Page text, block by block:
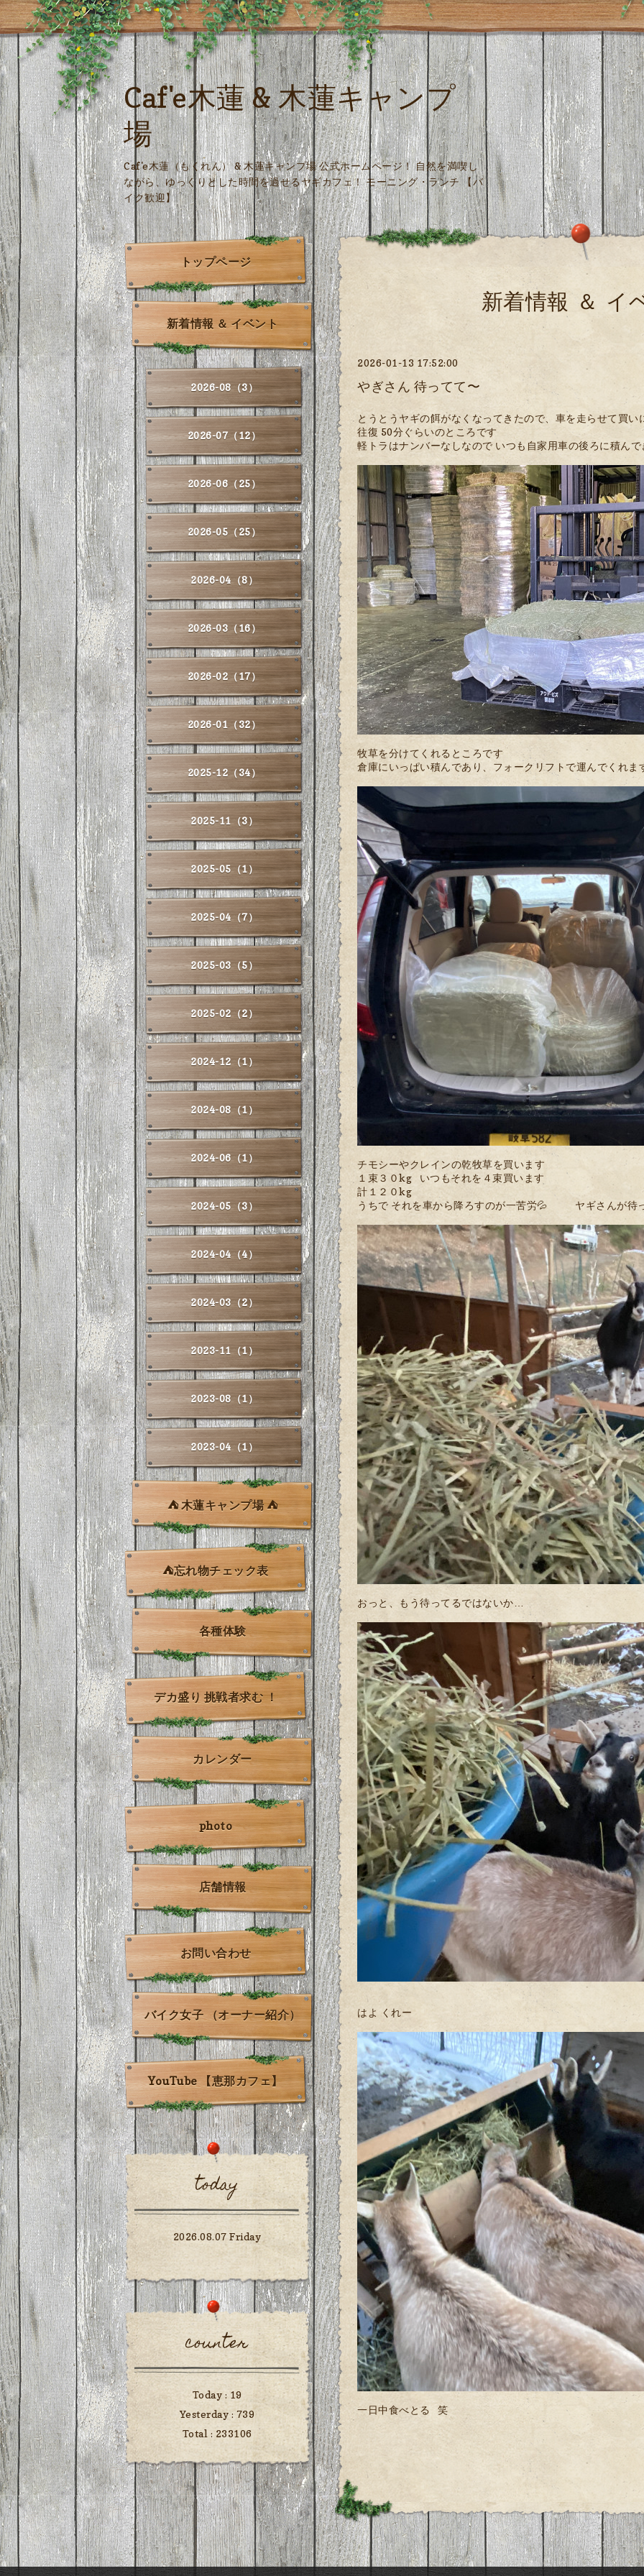
Caf'e木蓮 & 木蓮キャンプ
場
Caf'e木蓮（もくれん） & 木蓮キャンプ場 公式ホームページ！ 自然を満喫し
ながら、ゆっくりとした時間を過せるヤギカフェ！ モーニング・ランチ 【バ
イク歓迎】
新着情報 ＆ イ
2026-01-13 17:52:00
やぎさん 待ってて〜
とうとうヤギの餌がなくなってきたので、車を走らせて買い
往復 50分ぐらいのところです
軽トラはナンバーなしなので いつも自家用車の後ろに積んで
牧草を分けてくれるところです
倉庫にいっぱい積んであり、フォークリフトで運んでくれま
チモシーやクレインの乾牧草を買います
１束３０kg いつもそれを４束買います
計１２０kg
うちで それを車から降ろすのが一苦労💦 ヤギさんが待
おっと、もう待ってるではないか…
はよ くれー
一日中食べとる 笑
トップページ
新着情報 ＆ イベント
2026-08（3）
2026-07（12）
2026-06（25）
2026-05（25）
2026-04（8）
2026-03（16）
2026-02（17）
2026-01（32）
2025-12（34）
2025-11（3）
2025-05（1）
2025-04（7）
2025-03（5）
2025-02（2）
2024-12（1）
2024-08（1）
2024-06（1）
2024-05（3）
2024-04（4）
2024-03（2）
2023-11（1）
2023-08（1）
2023-04（1）
⛺ 木蓮キャンプ場 ⛺
⛺忘れ物チェック表
各種体験
デカ盛り 挑戦者求む ！
カレンダー
photo
店舗情報
お問い合わせ
バイク女子 （オーナー紹介）
YouTube 【恵那カフェ】
today
2026.08.07 Friday
counter
Today : 19
Yesterday : 739
Total : 233106